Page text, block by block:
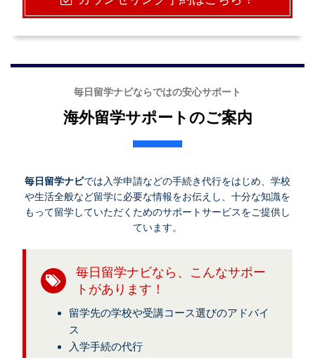
毎日留学ナビならではの安心サポート
海外留学サポートのご案内
毎日留学ナビでは入学申請などの手続き代行をはじめ、学校
や生活全般など留学に必要な情報をお伝えし、十分な知識を
もって留学していただくためのサポートサービスをご提供し
ています。
毎日留学ナビなら、こんなサポー
トがあります！
留学先の学校や受講コース選びのアドバイ
ス
入学手続の代行